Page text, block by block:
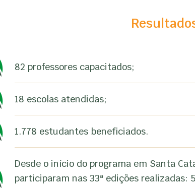
82 professores capacitados;
18 escolas atendidas;
1.778 estudantes beneficiados.
Desde o início do programa em Santa
participaram nas 33ª edições realizadas: